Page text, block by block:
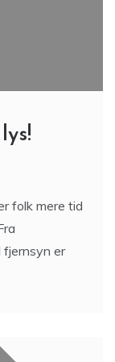
folk mere tid
er